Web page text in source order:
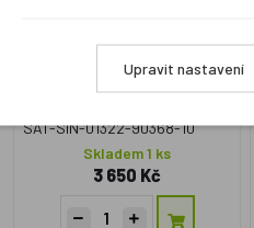
SAT-SIN-01322-90368-10
Skladem 1 ks
3 650 Kč
Upravit nastavení